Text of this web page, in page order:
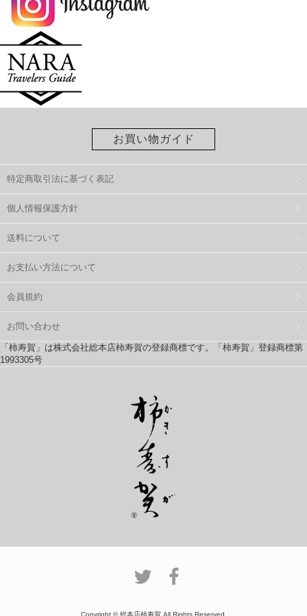
お買い物ガイド
特定商取引法に基づく表記
個人情報保護方針
送料について
お支払い方法について
会員規約
お問い合わせ
「柿寿賀」は株式会社総本店柿寿賀の登録商標です。「柿寿賀」登録商標第
1993305号
Copyright © 総本店柿寿賀 All Rights Reserved.